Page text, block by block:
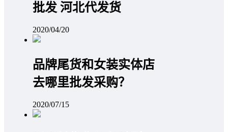
批发 河北代发货
2020/04/20
品牌尾货和女装实体店
去哪里批发采购？
2020/07/15